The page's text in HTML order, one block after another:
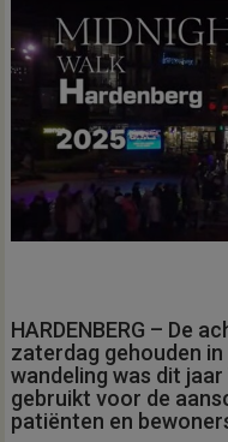
HARDENBERG – De
zaterdag gehouden
wandeling was dit
gebruikt voor de
patiënten en